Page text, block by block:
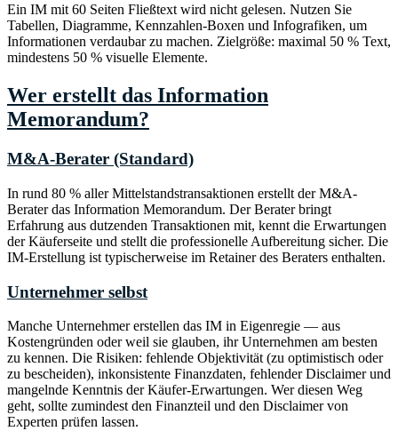
Ein IM mit 60 Seiten Fließtext wird nicht gelesen. Nutzen Sie
Tabellen, Diagramme, Kennzahlen-Boxen und Infografiken, um
Informationen verdaubar zu machen. Zielgröße: maximal 50 % Text,
mindestens 50 % visuelle Elemente.
Wer erstellt das Information
Memorandum?
M&A-Berater (Standard)
In rund 80 % aller Mittelstandstransaktionen erstellt der M&A-
Berater das Information Memorandum. Der Berater bringt
Erfahrung aus dutzenden Transaktionen mit, kennt die Erwartungen
der Käuferseite und stellt die professionelle Aufbereitung sicher. Die
IM-Erstellung ist typischerweise im Retainer des Beraters enthalten.
Unternehmer selbst
Manche Unternehmer erstellen das IM in Eigenregie — aus
Kostengründen oder weil sie glauben, ihr Unternehmen am besten
zu kennen. Die Risiken: fehlende Objektivität (zu optimistisch oder
zu bescheiden), inkonsistente Finanzdaten, fehlender Disclaimer und
mangelnde Kenntnis der Käufer-Erwartungen. Wer diesen Weg
geht, sollte zumindest den Finanzteil und den Disclaimer von
Experten prüfen lassen.